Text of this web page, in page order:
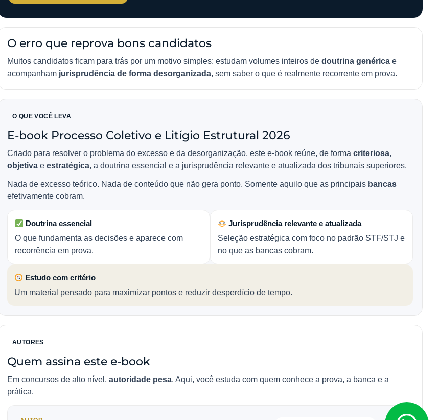
O erro que reprova bons candidatos
Muitos candidatos ficam para trás por um motivo simples: estudam volumes inteiros de doutrina genérica e
acompanham jurisprudência de forma desorganizada, sem saber o que é realmente recorrente em prova.
O QUE VOCÊ LEVA
E-book Processo Coletivo e Litígio Estrutural 2026
Criado para resolver o problema do excesso e da desorganização, este e-book reúne, de forma criteriosa,
objetiva e estratégica, a doutrina essencial e a jurisprudência relevante e atualizada dos tribunais superiores.
Nada de excesso teórico. Nada de conteúdo que não gera ponto. Somente aquilo que as principais bancas
efetivamente cobram.
Doutrina essencial
O que fundamenta as decisões e aparece com
recorrência em prova.
Jurisprudência relevante e atualizada
Seleção estratégica com foco no padrão STF/STJ e
no que as bancas cobram.
Estudo com critério
Um material pensado para maximizar pontos e reduzir desperdício de tempo.
AUTORES
Quem assina este e-book
Em concursos de alto nível, autoridade pesa. Aqui, você estuda com quem conhece a prova, a banca e a
prática.